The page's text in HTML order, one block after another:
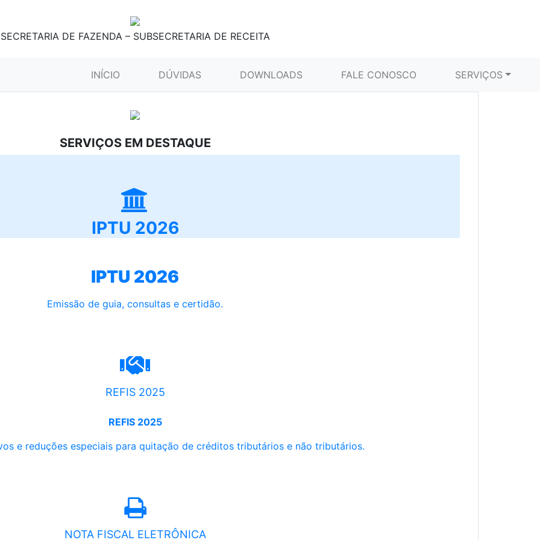
SECRETARIA DE FAZENDA – SUBSECRETARIA DE RECEITA
INÍCIO (CURRENT)DÚVIDAS DOWNLOADS FALE CONOSCO SERVIÇOS
SERVIÇOS EM DESTAQUE
IPTU 2026
IPTU 2026
Emissão de guia, consultas e certidão.
REFIS 2025
REFIS 2025
e reduções especiais para quitação de créditos tributários e não tributários.
NOTA FISCAL ELETRÔNICA